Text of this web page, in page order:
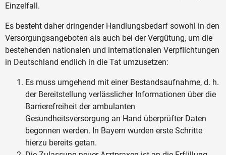
Einzelfall.
Es besteht daher dringender Handlungsbedarf sowohl in den
Versorgungsangeboten als auch bei der Vergütung, um die
bestehenden nationalen und internationalen Verpflichtungen
in Deutschland endlich in die Tat umzusetzen:
Es muss umgehend mit einer Bestandsaufnahme, d. h.
der Bereitstellung verlässlicher Informationen über die
Barrierefreiheit der ambulanten
Gesundheitsversorgung an Hand überprüfter Daten
begonnen werden. In Bayern wurden erste Schritte
hierzu bereits getan.